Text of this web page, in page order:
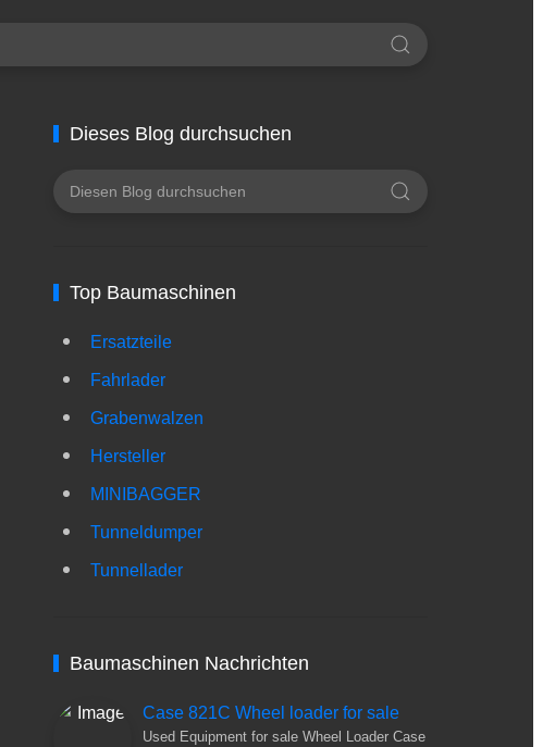
Dieses Blog durchsuchen
Top Baumaschinen
Ersatzteile
Fahrlader
Grabenwalzen
Hersteller
MINIBAGGER
Tunneldumper
Tunnellader
Baumaschinen Nachrichten
Case 821C Wheel loader for sale
Used Equipment for sale Wheel Loader Case